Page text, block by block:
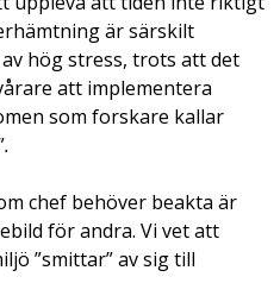
är särskilt
hög stress, trots att det
att implementera
som forskare kallar
.
chef behöver beakta är
för andra. Vi vet att
”smittar” av sig till